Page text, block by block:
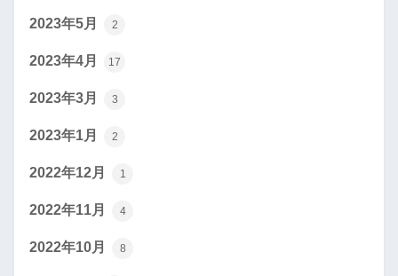
2023年5月 2
2023年4月 17
2023年3月 3
2023年1月 2
2022年12月 1
2022年11月 4
2022年10月 8